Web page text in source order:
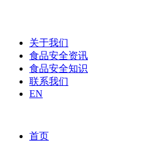
关于我们
食品安全资讯
食品安全知识
联系我们
EN
首页